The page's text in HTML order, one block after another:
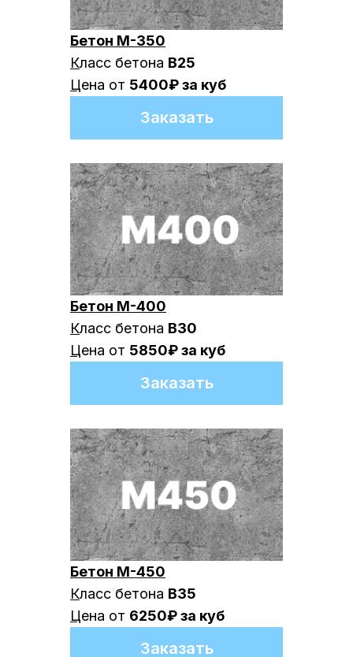
Бетон М-350
Класс бетона В25
Цена от 5400₽ за куб
Заказать
Бетон М-400
Класс бетона В30
Цена от 5850₽ за куб
Заказать
Бетон М-450
Класс бетона В35
Цена от 6250₽ за куб
Заказать
Рассчитать окончательную
стоимость быстро
Перезвоним в течение 5 минут